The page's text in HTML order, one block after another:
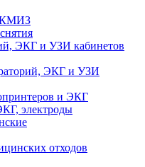
КМИЗ
ЭКГ и УЗИ кабинетов
ЭКГ и УЗИ
и ЭКГ
электроды
отходов